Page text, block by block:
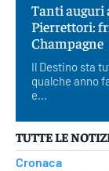
Tanti auguri
Pierrettori:
Champagne
Il Destino sta
qualche anno
e...
TUTTE LE
Cronaca